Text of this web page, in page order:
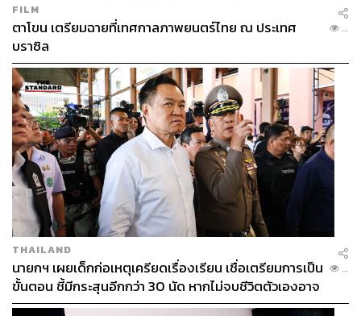
FILM
ตาโขน เตรียมฉายที่เทศกาลภาพยนตร์ไทย ณ ประเทศ
บราซิล
...
THAILAND
นายกฯ เผยเด็กก่อเหตุเครียดเรื่องเรียน เชื่อเตรียมการเป็น
ขั้นตอน ชี้มีกระสุนอีกกว่า 30 นัด หากไม่จบชีวิตตัวเองอาจ
สูญเสียเพิ่ม
...